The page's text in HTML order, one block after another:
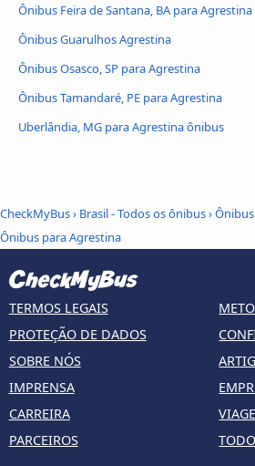
Ônibus Feira de Santana, BA para Agrestina
Ônibus Guarulhos Agrestina
Ônibus Osasco, SP para Agrestina
Ônibus Tamandaré, PE para Agrestina
Uberlândia, MG para Agrestina ônibus
CheckMyBus› Brasil - Todos os ônibus›
Ônibus para Agrestina
TERMOS LEGAIS
PROTEÇÃO DE DADOS
SOBRE NÓS
IMPRENSA
CARREIRA
PARCEIROS